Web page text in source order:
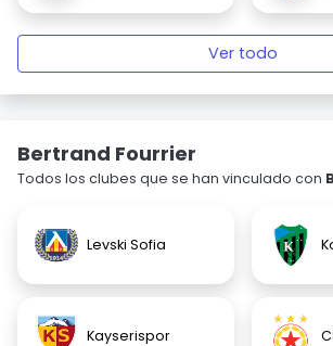
Ver todo
Bertrand Fourrier
Todos los clubes que se han vinculado con
Levski Sofia
Kayserispor